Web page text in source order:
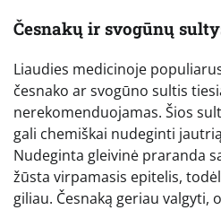
Česnakų ir svogūnų
Liaudies medicinoje
česnako ar svogūno sultis
nerekomenduojamas. Šios
gali chemiškai nudeginti
Nudeginta gleivinė praranda
žūsta virpamasis epitelis,
giliau. Česnaką geriau valgyti,